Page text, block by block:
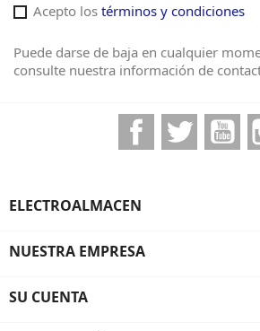
Acepto los términos y condiciones
Puede darse de baja en cualquier
consulte nuestra información de
FacebookTwitter
ELECTROALMACEN
NUESTRA EMPRESA
SU CUENTA